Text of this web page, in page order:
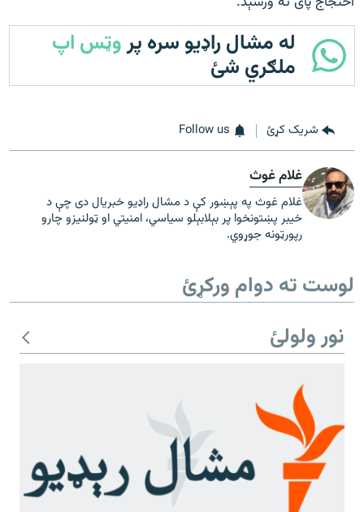
له مشال راډیو سره پروټس اپ
ملګري شئ
شریک کړئ Follow us
غلام غوث
غلام غوث په پېښور کې د مشال راډیو خبریال دی چې د
خیبر پښتونخوا پر بېلابېلو سیاسي، امنیتي او ټولنیزو چارو
رپورټونه جوړوي.
لوست ته دوام ورکړئ
نور ولولئ